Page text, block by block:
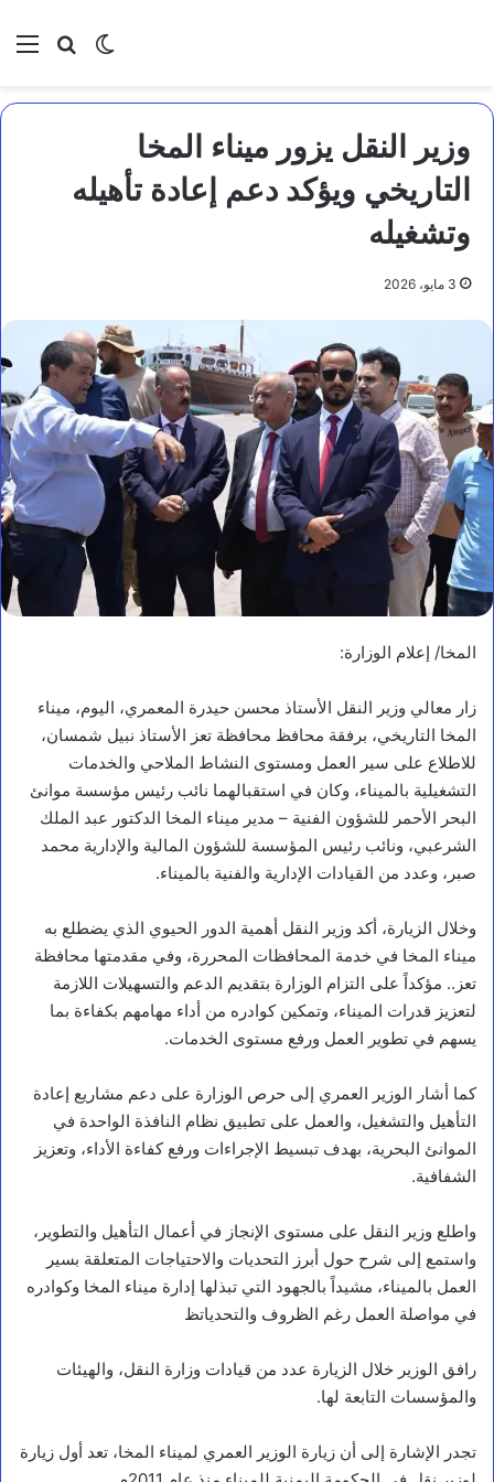
بحثالوضع
وزير النقل يزور ميناء المخا
التاريخي ويؤكد دعم إعادة تأهيله
وتشغيله
3 مايو، 2026
المخا/ إعلام الوزارة:
زار معالي وزير النقل الأستاذ محسن حيدرة المعمري، اليوم، ميناء
المخا التاريخي، برفقة محافظ محافظة تعز الأستاذ نبيل شمسان،
للاطلاع على سير العمل ومستوى النشاط الملاحي والخدمات
التشغيلية بالميناء، وكان في استقبالهما نائب رئيس مؤسسة موانئ
البحر الأحمر للشؤون الفنية – مدير ميناء المخا الدكتور عبد الملك
الشرعبي، ونائب رئيس المؤسسة للشؤون المالية والإدارية محمد
صبر، وعدد من القيادات الإدارية والفنية بالميناء.
وخلال الزيارة، أكد وزير النقل أهمية الدور الحيوي الذي يضطلع به
ميناء المخا في خدمة المحافظات المحررة، وفي مقدمتها محافظة
تعز.. مؤكداً على التزام الوزارة بتقديم الدعم والتسهيلات اللازمة
لتعزيز قدرات الميناء، وتمكين كوادره من أداء مهامهم بكفاءة بما
يسهم في تطوير العمل ورفع مستوى الخدمات.
كما أشار الوزير العمري إلى حرص الوزارة على دعم مشاريع إعادة
التأهيل والتشغيل، والعمل على تطبيق نظام النافذة الواحدة في
الموانئ البحرية، بهدف تبسيط الإجراءات ورفع كفاءة الأداء، وتعزيز
الشفافية.
واطلع وزير النقل على مستوى الإنجاز في أعمال التأهيل والتطوير،
واستمع إلى شرح حول أبرز التحديات والاحتياجات المتعلقة بسير
العمل بالميناء، مشيداً بالجهود التي تبذلها إدارة ميناء المخا وكوادره
في مواصلة العمل رغم الظروف والتحدياتظ
رافق الوزير خلال الزيارة عدد من قيادات وزارة النقل، والهيئات
والمؤسسات التابعة لها.
تجدر الإشارة إلى أن زيارة الوزير العمري لميناء المخا، تعد أول زيارة